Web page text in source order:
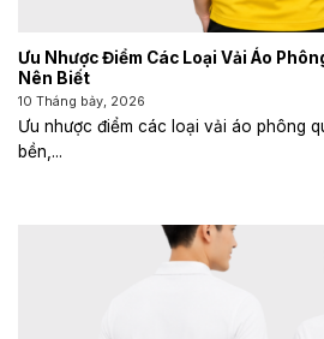
Ưu Nhược Điểm Các Loại Vải Áo
Nên Biết
10 Tháng bảy, 2026
Ưu nhược điểm các loại vải áo phông
bền,...